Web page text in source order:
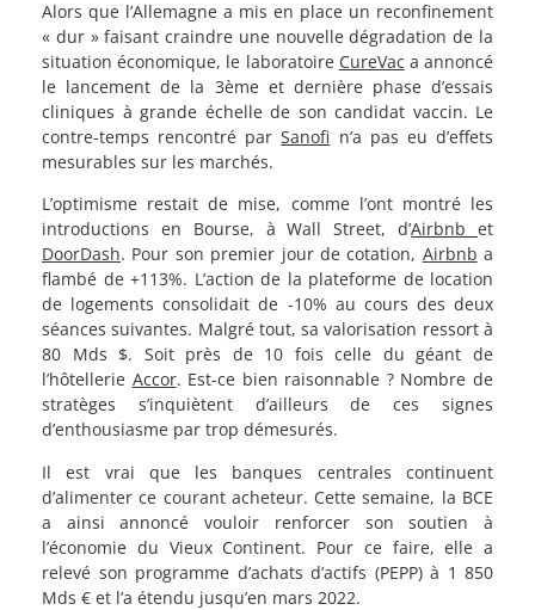
Alors que l’Allemagne a mis en place un reconfinement
« dur » faisant craindre une nouvelle dégradation de la
situation économique, le laboratoire CureVac a annoncé
le lancement de la 3ème et dernière phase d’essais
cliniques à grande échelle de son candidat vaccin. Le
contre-temps rencontré parSanofi n’a pas eu d’effets
mesurables sur les marchés.
L’optimisme restait de mise, comme l’ont montré les
introductions en Bourse, à Wall Street, d’Airbnbet
DoorDash. Pour son premier jour de cotation, Airbnb a
flambé de +113%. L’action de la plateforme de location
de logements consolidait de -10% au cours des deux
séances suivantes. Malgré tout, sa valorisation ressort à
80 Mds $. Soit près de 10 fois celle du géant de
l’hôtellerie Accor. Est-ce bien raisonnable ? Nombre de
stratèges s’inquiètent d’ailleurs de ces signes
d’enthousiasme par trop démesurés.
Il est vrai que les banques centrales continuent
d’alimenter ce courant acheteur. Cette semaine, la BCE
a ainsi annoncé vouloir renforcer son soutien à
l’économie du Vieux Continent. Pour ce faire, elle a
relevé son programme d’achats d’actifs (PEPP) à 1 850
Mds € et l’a étendu jusqu’en mars 2022.